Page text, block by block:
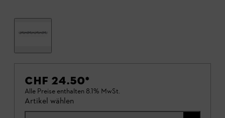
CHF 24.50*
Alle Preise enthalten 8.1% MwSt.
Artikel wählen